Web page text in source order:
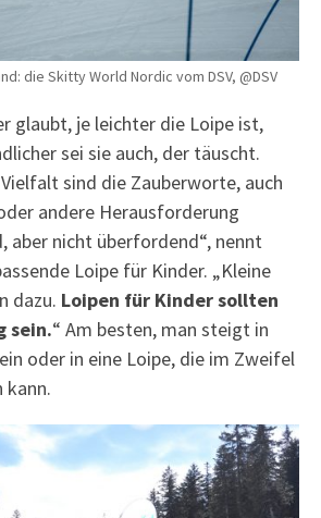
die Skitty World Nordic vom DSV, @DSV
glaubt, je leichter die Loipe ist,
sei sie auch, der täuscht.
sind die Zauberworte, auch
andere Herausforderung
aber nicht überfordend“, nennt
Loipe für Kinder. „Kleine
dazu. Loipen für Kinder sollten
sein.“ Am besten, man steigt in
oder in eine Loipe, die im Zweifel
kann.